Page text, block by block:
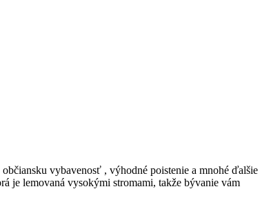
vybavenosť , výhodné poistenie a mnohé ďalšie
je lemovaná vysokými stromami, takže bývanie vám